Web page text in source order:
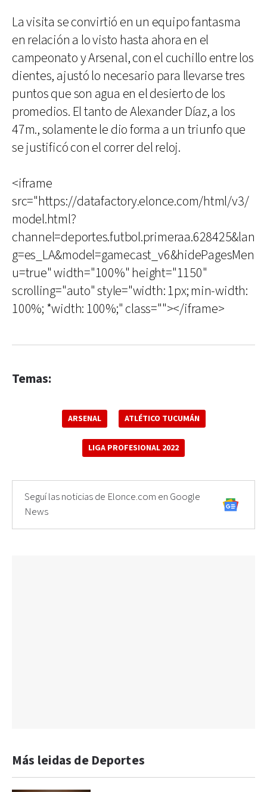
La visita se convirtió en un equipo fantasma
en relación a lo visto hasta ahora en el
campeonato y Arsenal, con el cuchillo entre los
dientes, ajustó lo necesario para llevarse tres
puntos que son agua en el desierto de los
promedios. El tanto de Alexander Díaz, a los
47m., solamente le dio forma a un triunfo que
se justificó con el correr del reloj.
<iframe
src="https://datafactory.elonce.com/html/v3/
model.html?
channel=deportes.futbol.primeraa.628425&lan
g=es_LA&model=gamecast_v6&hidePagesMen
u=true" width="100%" height="1150"
scrolling="auto" style="width: 1px; min-width:
100%; *width: 100%;" class=""></iframe>
Temas:
ARSENAL ATLÉTICO TUCUMÁN
LIGA PROFESIONAL 2022
Seguí las noticias de Elonce.com en Google
News
Más leidas de Deportes